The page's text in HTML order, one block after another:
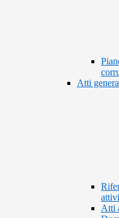
Atti
Atti